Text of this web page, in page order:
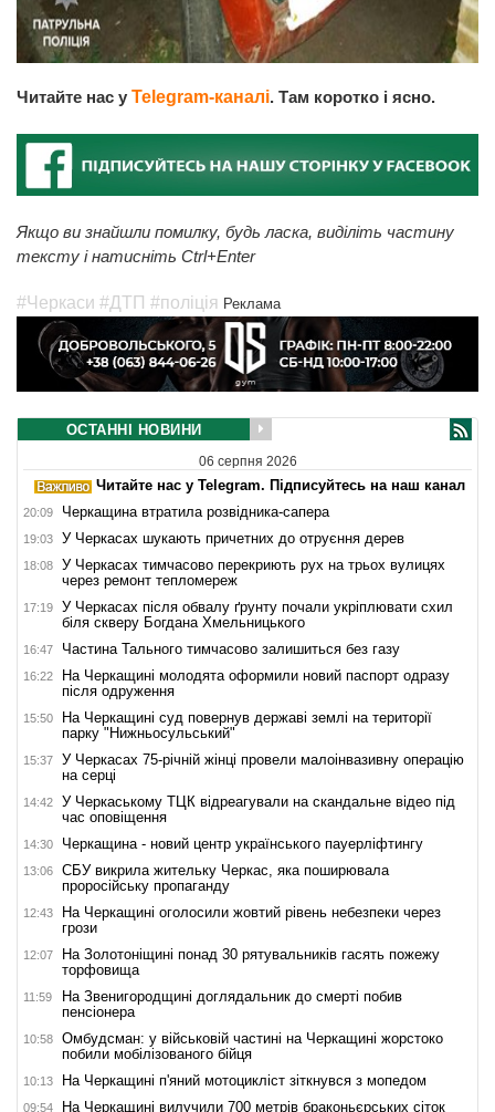
Читайте нас у Telegram-каналі. Там коротко і ясно.
Якщо ви знайшли помилку, будь ласка, виділіть частину
тексту і натисніть Ctrl+Enter
#Черкаси #ДТП #поліція Реклама
ОСТАННІ НОВИНИ
06 серпня 2026
Читайте нас у Telegram. Підписуйтесь на наш канал
20:09 Черкащина втратила розвідника-сапера
19:03 У Черкасах шукають причетних до отруєння дерев
18:08
У Черкасах тимчасово перекриють рух на трьох вулицях
через ремонт тепломереж
17:19
У Черкасах після обвалу ґрунту почали укріплювати схил
біля скверу Богдана Хмельницького
16:47 Частина Тального тимчасово залишиться без газу
16:22
На Черкащині молодята оформили новий паспорт одразу
після одруження
15:50
На Черкащині суд повернув державі землі на території
парку "Нижньосульський"
15:37
У Черкасах 75-річній жінці провели малоінвазивну операцію
на серці
14:42
У Черкаському ТЦК відреагували на скандальне відео під
час оповіщення
14:30 Черкащина - новий центр українського пауерліфтингу
13:06
СБУ викрила жительку Черкас, яка поширювала
проросійську пропаганду
12:43
На Черкащині оголосили жовтий рівень небезпеки через
грози
12:07
На Золотоніщині понад 30 рятувальників гасять пожежу
торфовища
11:59
На Звенигородщині доглядальник до смерті побив
пенсіонера
10:58
Омбудсман: у військовій частині на Черкащині жорстоко
побили мобілізованого бійця
10:13 На Черкащині п'яний мотоцикліст зіткнувся з мопедом
09:54 На Черкащині вилучили 700 метрів браконьєрських сіток